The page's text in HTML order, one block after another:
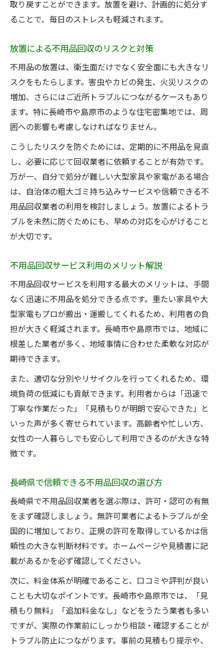
不用品回収サービスの比較ポイント解説
悪質な不用品回収業者の特徴と回避方法
無料回収の実態と安全な依頼方法とは
無料不用品回収の仕組みと注意点を解説
安全な不用品回収依頼先の選び方まとめ
無料と有料の不用品回収サービス比較
不用品回収で追加料金を防ぐポイント
不用品回収業者の口コミや実績を調査
自治体サービスと業者活用の違いを理解
自治体サービスの不用品回収手順を紹介
業者による不用品回収とのメリット比較
不用品回収の持ち込み方法と注意点
取り戻すことができます。放置を避け、計画的に処分す
ることで、毎日のストレスも軽減されます。
放置による不用品回収のリスクと対策
不用品の放置は、衛生面だけでなく安全面にも大きなリ
スクをもたらします。害虫やカビの発生、火災リスクの
増加、さらにはご近所トラブルにつながるケースもあり
ます。特に長崎市や島原市のような住宅密集地では、周
囲への影響も考慮しなければなりません。
こうしたリスクを防ぐためには、定期的に不用品を見直
し、必要に応じて回収業者に依頼することが有効です。
万が一、自分で処分が難しい大型家具や家電がある場合
は、自治体の粗大ゴミ持ち込みサービスや信頼できる不
用品回収業者の利用を検討しましょう。放置によるトラ
ブルを未然に防ぐためにも、早めの対応を心がけること
が大切です。
不用品回収サービス利用のメリット解説
不用品回収サービスを利用する最大のメリットは、手間
なく迅速に不用品を処分できる点です。重たい家具や大
型家電もプロが搬出・運搬してくれるため、利用者の負
担が大きく軽減されます。長崎市や島原市では、地域に
根差した業者が多く、地域事情に合わせた柔軟な対応が
期待できます。
また、適切な分別やリサイクルを行ってくれるため、環
境負荷の低減にも貢献できます。利用者からは「迅速で
丁寧な作業だった」「見積もりが明朗で安心できた」と
いった声が多く寄せられています。高齢者や忙しい方、
女性の一人暮らしでも安心して利用できるのが大きな特
徴です。
長崎県で信頼できる不用品回収の選び方
長崎県で不用品回収業者を選ぶ際は、許可・認可の有無
をまず確認しましょう。無許可業者によるトラブルが全
国的に増加しており、正規の許可を取得しているかは信
頼性の大きな判断材料です。ホームページや見積書に記
載があるかを必ず確認してください。
次に、料金体系が明確であること、口コミや評判が良い
ことも大切なポイントです。長崎市や島原市では、「見
積もり無料」「追加料金なし」などをうたう業者も多い
ですが、実際の作業前にしっかり相談・確認することが
トラブル防止につながります。事前の見積もり提示や、